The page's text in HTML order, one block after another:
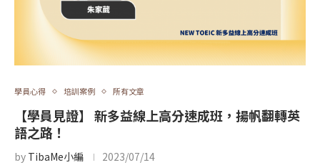
學員心得 培訓案例 所有文章
【學員見證】 新多益線上高分速成班，揚帆翻轉英
語之路！
by TibaMe小編 2023/07/14